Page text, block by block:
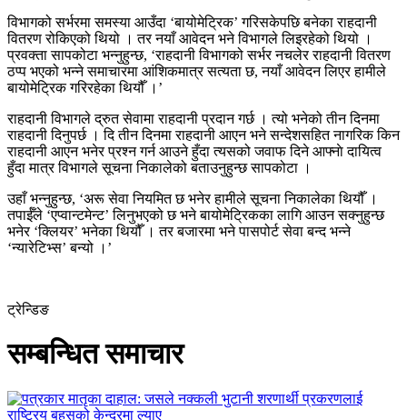
विभागको सर्भरमा समस्या आउँदा ‘बायोमेट्रिक’ गरिसकेपछि बनेका राहदानी
वितरण रोकिएको थियो । तर नयाँ आवेदन भने विभागले लिइरहेको थियो ।
प्रवक्ता सापकोटा भन्नुहुन्छ, ‘राहदानी विभागको सर्भर नचलेर राहदानी वितरण
ठप्प भएको भन्ने समाचारमा आंशिकमात्र सत्यता छ, नयाँ आवेदन लिएर हामीले
बायोमेट्रिक गरिरहेका थियौँ ।’
राहदानी विभागले द्रुत सेवामा राहदानी प्रदान गर्छ । त्यो भनेको तीन दिनमा
राहदानी दिनुपर्छ । दि तीन दिनमा राहदानी आएन भने सन्देशसहित नागरिक किन
राहदानी आएन भनेर प्रश्न गर्न आउने हुँदा त्यसको जवाफ दिने आफ्नाे दायित्व
हुँदा मात्र विभागले सूचना निकालेको बताउनुहुन्छ सापकोटा ।
उहाँ भन्नुहुन्छ, ‘अरू सेवा नियमित छ भनेर हामीले सूचना निकालेका थियौँ ।
तपाईँले ‘एप्वान्टमेन्ट’ लिनुभएको छ भने बायोमेट्रिकका लागि आउन सक्नुहुन्छ
भनेर ‘क्लियर’ भनेका थियौँ । तर बजारमा भने पासपोर्ट सेवा बन्द भन्ने
‘न्यारेटिभ्स’ बन्यो ।’
ट्रेन्डिङ
सम्बन्धित समाचार